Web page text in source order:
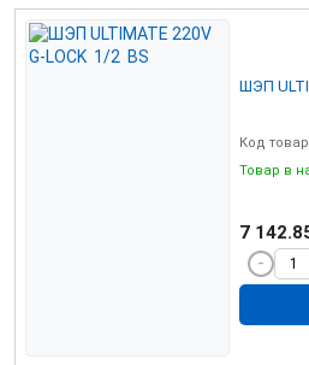
ШЭП
Код
Товар в
7